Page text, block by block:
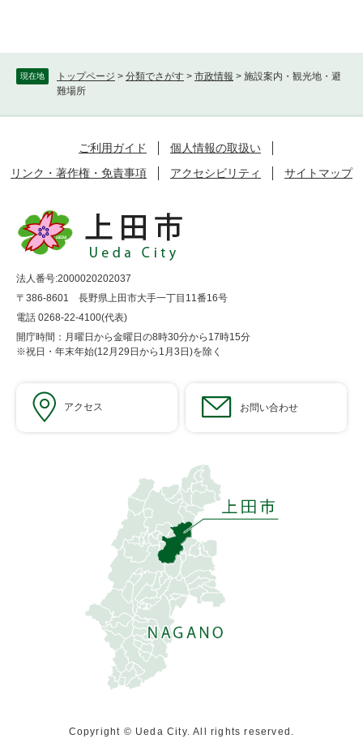
現在地 トップページ > 分類でさがす > 市政情報 > 施設案内・観光地・避
難場所
ご利用ガイド
個人情報の取扱い
リンク・著作権・免責事項
アクセシビリティ サイトマップ
法人番号:2000020202037
〒386-8601 長野県上田市大手一丁目11番16号
電話 0268-22-4100(代表)
開庁時間：月曜日から金曜日の8時30分から17時15分
※祝日・年末年始(12月29日から1月3日)を除く
アクセス お問い合わせ
Copyright © Ueda City. All rights reserved.